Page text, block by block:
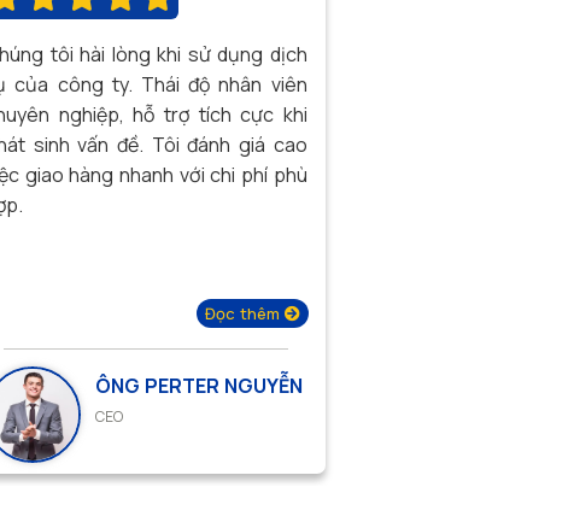
tôi hài lòng khi sử dụng dịch
của công ty. Thái độ nhân viên
nghiệp, hỗ trợ tích cực khi
sinh vấn đề. Tôi đánh giá cao
giao hàng nhanh với chi phí phù
Đọc thêm
ÔNG PERTER NGUYỄN
CEO